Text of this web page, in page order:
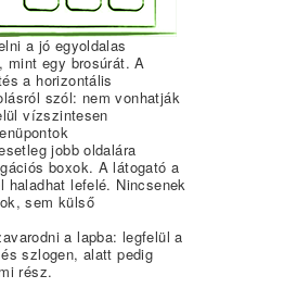
a jó egyoldalas
mint egy brosúrát. A
a horizontális
szól: nem vonhatják
vízszintesen
jobb oldalára
boxok. A látogató a
haladhat lefelé. Nincsenek
sem külső
a lapba: legfelül a
szlogen, alatt pedig
rész.